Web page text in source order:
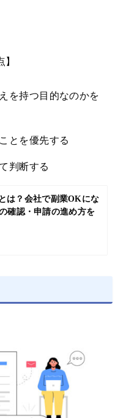
を持つ目的なのかを
とを優先する
判断する
は？会社で副業OKにな
確認・申請の進め方を